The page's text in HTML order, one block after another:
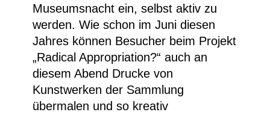
Museumsnacht ein, selbst aktiv zu
werden. Wie schon im Juni diesen
Jahres können Besucher beim Projekt
„Radical Appropriation?“ auch an
diesem Abend Drucke von
Kunstwerken der Sammlung
übermalen und so kreativ